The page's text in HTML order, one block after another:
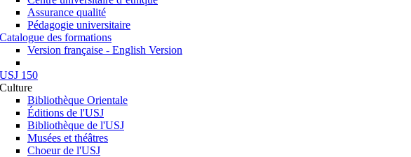
Assurance qualité
Pédagogie universitaire
Catalogue des formations
Version française - English Version
USJ 150
Culture
Bibliothèque Orientale
Éditions de l'USJ
Bibliothèque de l'USJ
Musées et théâtres
Choeur de l'USJ